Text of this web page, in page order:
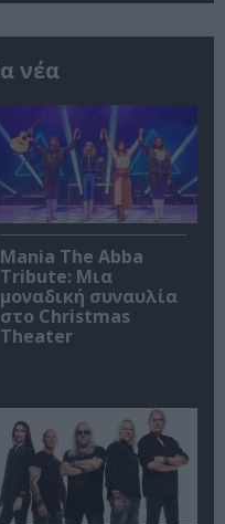
νέα
Mania The Abba
Tribute: Μια
μοναδική συναυλία
στο Christmas
Theater